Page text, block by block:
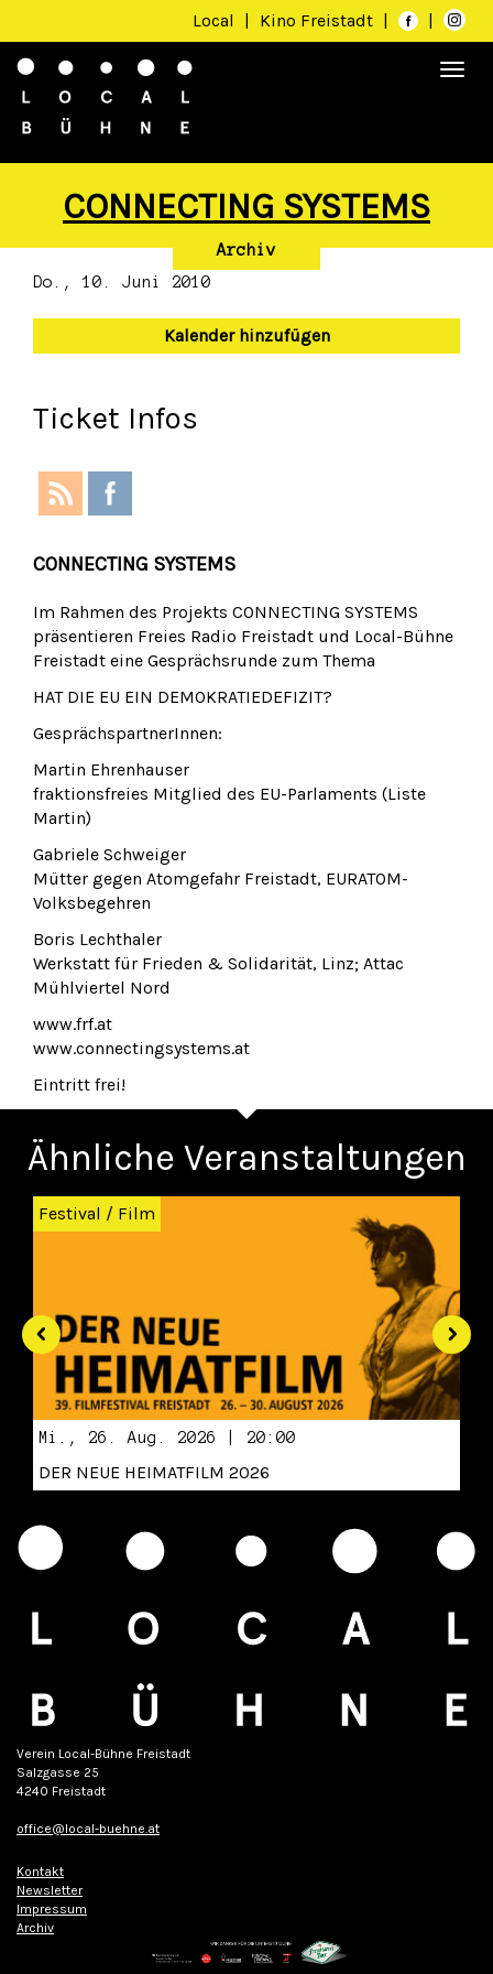
Local | Kino Freistadt | |
CONNECTING SYSTEMS
Archiv
Do., 10. Juni 2010
Kalender hinzufügen
Ticket Infos
CONNECTING SYSTEMS
Im Rahmen des Projekts CONNECTING SYSTEMS
präsentieren Freies Radio Freistadt und Local-Bühne
Freistadt eine Gesprächsrunde zum Thema
HAT DIE EU EIN DEMOKRATIEDEFIZIT?
GesprächspartnerInnen:
Martin Ehrenhauser
fraktionsfreies Mitglied des EU-Parlaments (Liste
Martin)
Gabriele Schweiger
Mütter gegen Atomgefahr Freistadt, EURATOM-
Volksbegehren
Boris Lechthaler
Werkstatt für Frieden & Solidarität, Linz; Attac
Mühlviertel Nord
www.frf.at
www.connectingsystems.at
Eintritt frei!
Ähnliche Veranstaltungen
Zurück
Festival / Film
Mi., 26. Aug. 2026 | 20:00
DER NEUE HEIMATFILM 2026
Verein Local-Bühne Freistadt
Salzgasse 25
4240 Freistadt
office@local-buehne.at
Kontakt
Newsletter
Impressum
Archiv